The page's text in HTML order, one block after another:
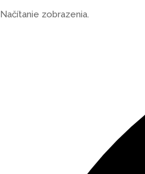
Načítanie zobrazenia.